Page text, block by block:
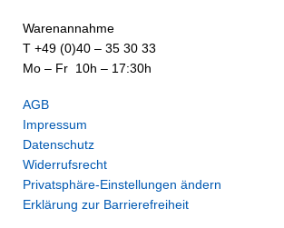
Warenannahme
T +49 (0)40 – 35 30 33
Mo – Fr 10h – 17:30h
AGB
Impressum
Datenschutz
Widerrufsrecht
Privatsphäre-Einstellungen ändern
Erklärung zur Barrierefreiheit